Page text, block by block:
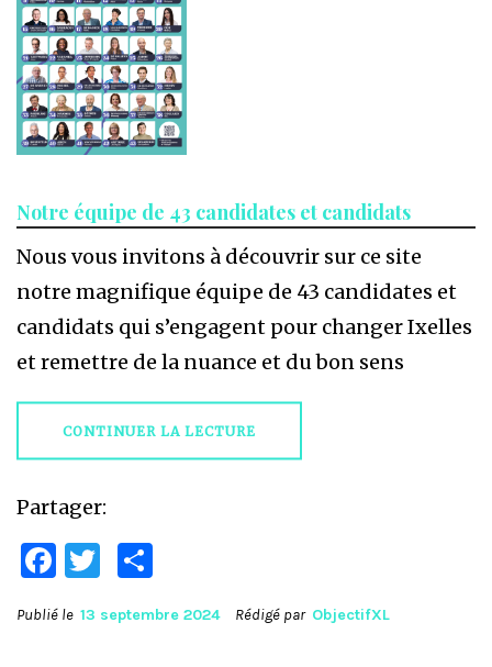
Notre équipe de 43 candidates et candidats
Nous vous invitons à découvrir sur ce site
notre magnifique équipe de 43 candidates et
candidats qui s’engagent pour changer Ixelles
et remettre de la nuance et du bon sens
CONTINUER LA LECTURE
Partager:
Facebook
Twitter
Publié le 13 septembre 2024 Rédigé par ObjectifXL